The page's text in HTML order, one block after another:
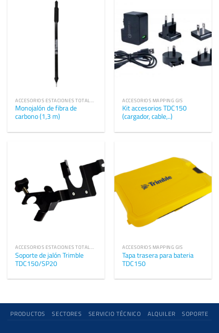
ACCESORIOS ESTACIONES TOTALES TRIMBLE
Monojalón de fibra de
carbono (1,3 m)
ACCESORIOS MAPPING GIS
Kit accesorios TDC150
(cargador, cable,..)
ACCESORIOS ESTACIONES TOTALES TRIMBLE
Soporte de jalón Trimble
TDC150/SP20
ACCESORIOS MAPPING GIS
Tapa trasera para bateria
TDC150
PRODUCTOS SECTORES SERVICIO TÉCNICO ALQUILER SOPORTE